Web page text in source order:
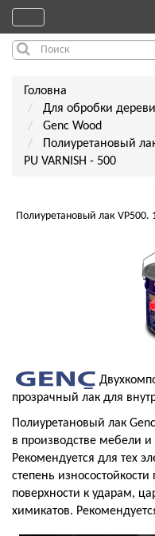
Головна
Для обробки
Genc Wood
Полиуретановый
PU VARNISH - 500
Полиуретановый лак VP500.
прозрачный лак для
Полиуретановый лак Genc
в производстве мебели
Рекомендуется для тех
степень
поверхности к ударам,
химикатов.